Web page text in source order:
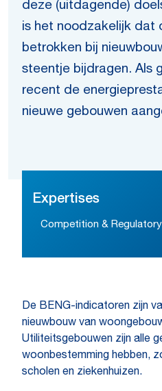
deze (uitdagende)
is het noodzakelijk dat
betrokken bij
steentje bijdragen. Als
recent de
nieuwe gebouwen
Expertises
Competition & Regulatory
De BENG-indicatoren zijn
nieuwbouw van
Utiliteitsgebouwen zijn alle
woonbestemming hebben,
scholen en ziekenhuizen.